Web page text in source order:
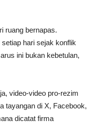
ruang bernapas.
hari sejak konflik
ini bukan kebetulan,
video-video pro-rezim
tayangan di X, Facebook,
dicatat firma